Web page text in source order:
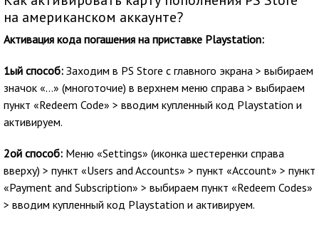
на американском аккаунте?
Активация кода погашения на приставке Playstation:
1ый способ: Заходим в PS Store с главного экрана > выбираем
значок «…» (многоточие) в верхнем меню справа > выбираем
пункт «Redeem Code» > вводим купленный код Playstation и
активируем.
2ой способ: Меню «Settings» (иконка шестеренки справа
вверху) > пункт «Users and Accounts» > пункт «Account» > пункт
«Payment and Subscription» > выбираем пункт «Redeem Codes»
> вводим купленный код Playstation и активируем.